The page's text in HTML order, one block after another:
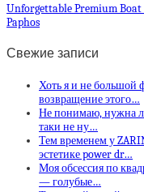
Unforgettable Premium
Paphos
Свежие записи
Хоть я и не большой
возвращение этого…
Не понимаю, нужна
таки не ну…
Тем временем у
эстетике power dr…
Моя обсессия по
— голубые…